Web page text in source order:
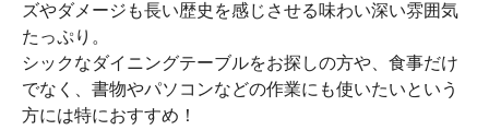
ズやダメージも長い歴史を感じさせる味わい深い雰囲気
たっぷり。
シックなダイニングテーブルをお探しの方や、食事だけ
でなく、書物やパソコンなどの作業にも使いたいという
方には特におすすめ！